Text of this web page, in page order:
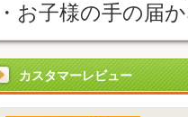
・お子様の手の届
カスタマーレビュー